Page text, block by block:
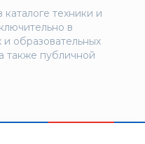
техники и
в
образовательных
также публичной